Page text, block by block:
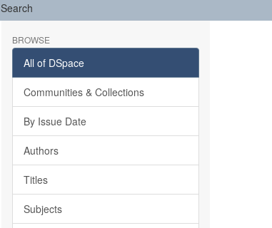
Search
BROWSE
All of DSpace
Communities & Collections
By Issue Date
Authors
Titles
Subjects